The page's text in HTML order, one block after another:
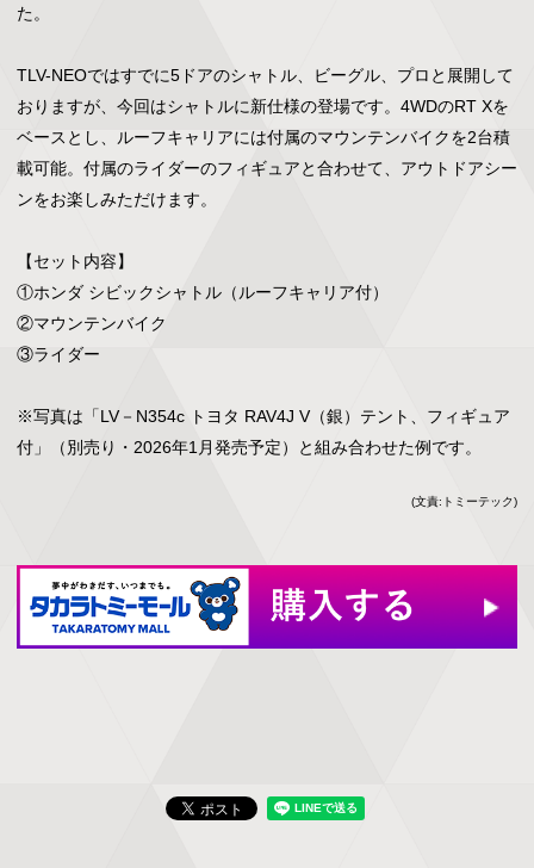
た。
TLV-NEOではすでに5ドアのシャトル、ビーグル、プロと展開して
おりますが、今回はシャトルに新仕様の登場です。4WDのRT Xを
ベースとし、ルーフキャリアには付属のマウンテンバイクを2台積
載可能。付属のライダーのフィギュアと合わせて、アウトドアシー
ンをお楽しみただけます。
【セット内容】
①ホンダ シビックシャトル（ルーフキャリア付）
②マウンテンバイク
③ライダー
※写真は「LV－N354c トヨタ RAV4J V（銀）テント、フィギュア
付」（別売り・2026年1月発売予定）と組み合わせた例です。
(文責:トミーテック)